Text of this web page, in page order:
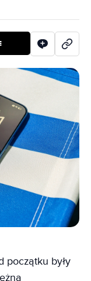
początku były